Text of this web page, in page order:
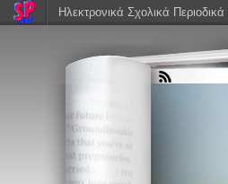
Ηλεκτρονικά Σχολικά